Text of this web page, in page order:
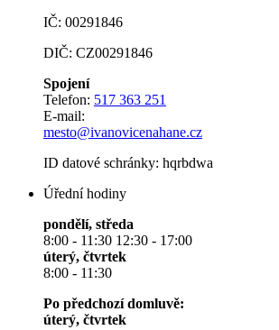
IČ: 00291846
DIČ: CZ00291846
Spojení
Telefon: 517 363 251
E-mail:
mesto@ivanovicenahane.cz
ID datové schránky: hqrbdwa
Úřední hodiny
pondělí, středa
8:00 - 11:30 12:30 - 17:00
úterý, čtvrtek
8:00 - 11:30
Po předchozí domluvě:
úterý, čtvrtek